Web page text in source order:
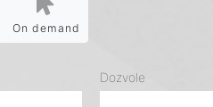
On demand
Dozvole